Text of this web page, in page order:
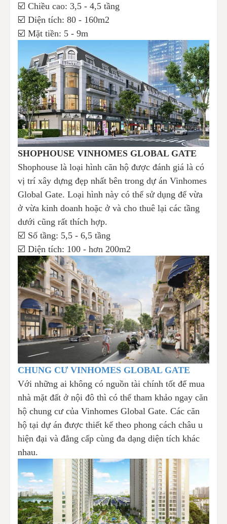
☑️ Chiều cao: 3,5 - 4,5 tầng
☑️ Diện tích: 80 - 160m2
☑️ Mặt tiền: 5 - 9m
SHOPHOUSE VINHOMES GLOBAL GATE
Shophouse là loại hình căn hộ được đánh giá là có
vị trí xây dựng đẹp nhất bên trong dự án Vinhomes
Global Gate. Loại hình này có thể sử dụng để vừa
ở vừa kinh doanh hoặc ở và cho thuê lại các tầng
dưới cũng rất thích hợp.
☑️ Số tầng: 5,5 - 6,5 tầng
☑️ Diện tích: 100 - hơn 200m2
CHUNG CƯ VINHOMES GLOBAL GATE
Với những ai không có nguồn tài chính tốt để mua
nhà mặt đất ở nội đô thì có thể tham khảo ngay căn
hộ chung cư của Vinhomes Global Gate. Các căn
hộ tại dự án được thiết kế theo phong cách châu u
hiện đại và đẳng cấp cùng đa dạng diện tích khác
nhau.